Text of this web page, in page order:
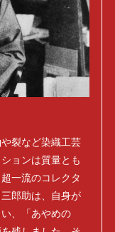
裂など染織工芸
ョンは質量とも
一流のコレクタ
郎助は、自身が
、「あやめの